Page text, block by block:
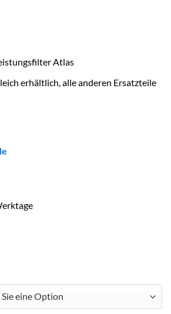
Atlas
erhältlich, alle anderen Ersatzteile